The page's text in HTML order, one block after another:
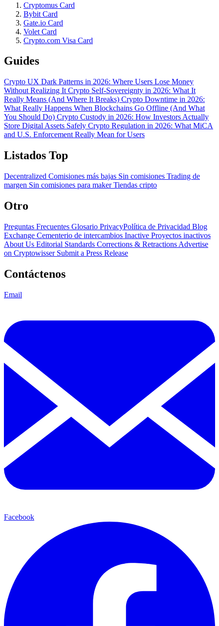
Cryptomus Card
Bybit Card
Gate.io Card
Volet Card
Crypto.com Visa Card
Guides
Crypto UX Dark Patterns in 2026: Where Users Lose Money
Without Realizing It Crypto Self-Sovereignty in 2026: What It
Really Means (And Where It Breaks) Crypto Downtime in 2026:
What Really Happens When Blockchains Go Offline (And What
You Should Do) Crypto Custody in 2026: How Investors Actually
Store Digital Assets Safely Crypto Regulation in 2026: What MiCA
and U.S. Enforcement Really Mean for Users
Listados Top
Decentralized Comisiones más bajas Sin comisiones Trading de
margen Sin comisiones para makerTiendas cripto
Otro
Preguntas Frecuentes Glosario PrivacyPolítica de Privacidad Blog
Exchange Cementerio de intercambios Inactive Proyectos inactivos
About Us Editorial Standards Corrections & Retractions Advertise
on Cryptowisser Submit a Press Release
Contáctenos
Email
Facebook